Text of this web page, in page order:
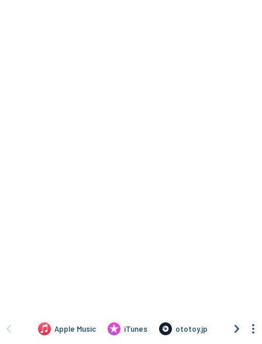
Apple Music iTunes ototoy.jp